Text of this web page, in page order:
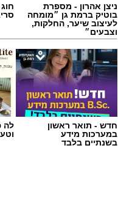
צילום: מד"א הצלה דרום
מגן דוד אדום פרסם הבוקר
התרמת הדם ברחבי הארץ,
מלאי הדם בבנק הדם הלאומי
ניצן אהרון - מספרת
בוטיק ברמת גן ״מומחה
לעיצוב שיער, החלקות,
וצבעים״
חדש - תואר ראשון
במערכות מידע
בשנתיים בלבד
לה